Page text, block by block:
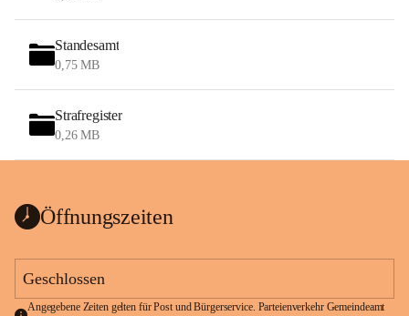
Standesamt
0,75 MB
Strafregister
0,26 MB
Öffnungszeiten
Geschlossen
Angegebene Zeiten gelten für Post und Bürgerservice. Parteienverkehr Gemeindeamt